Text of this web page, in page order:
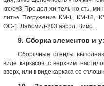
кгс/см3 Про дол жи тель но сть,
литье Погружение КМ-1, КМ-18,
ОС-1, Лабомид-203 аэрол, Вимо...
9. Сборка элементов и
Сборочные стенды
виде каркасов с верхним
вверх, или в виде каркаса со